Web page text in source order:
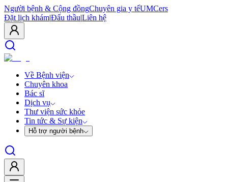
Người bệnh & Cộng đồngChuyên gia y tếUMCers
Đặt lịch khám|Đấu thầu|Liên hệ
Về Bệnh viện
Chuyên khoa
Bác sĩ
Dịch vụ
Thư viện sức khỏe
Tin tức & Sự kiện
Hỗ trợ người bệnh